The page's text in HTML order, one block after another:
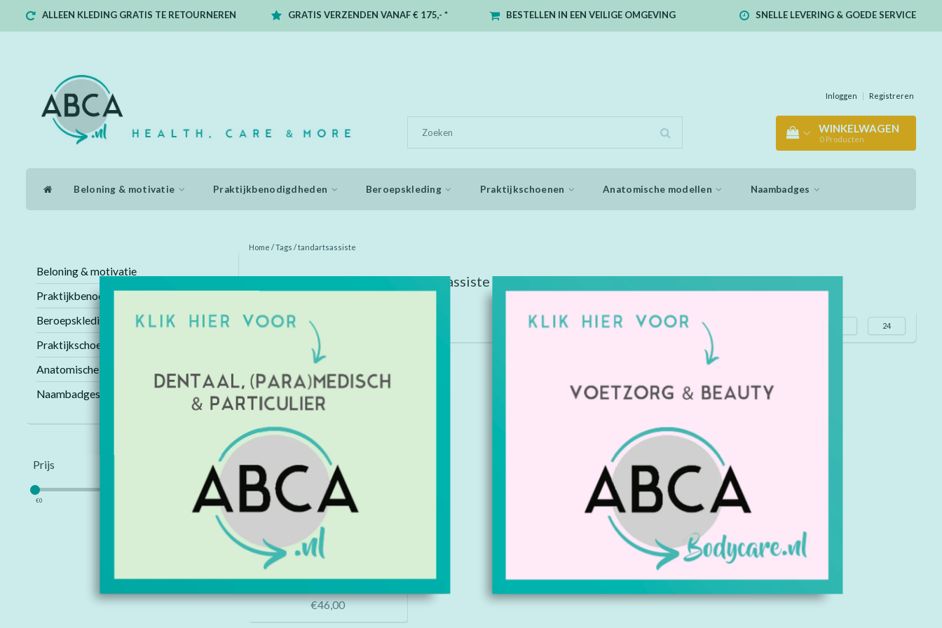
ALLEEN KLEDING GRATIS TE RETOURNEREN GRATIS VERZENDEN VANAF € 175,- * BESTELLEN IN EEN VEILIGE OMGEVING SNELLE LEVERING & GOEDE SERVICE
Inloggen | Registreren
WINKELWAGEN
0 Producten
Beloning & motivatie Praktijkbenodigdheden Beroepskleding Praktijkschoenen Anatomische modellen Naambadges
Beloning & motivatie
Praktijkbenodigdheden
Beroepskleding
Praktijkschoenen
Anatomische modellen
Naambadges
Prijs
€0
Home /Tags /tandartsassiste
Producten getagd met tandartsassiste
Alle merken 24
Kopen
Damesjas Livia wit/fuchsia
€46,00